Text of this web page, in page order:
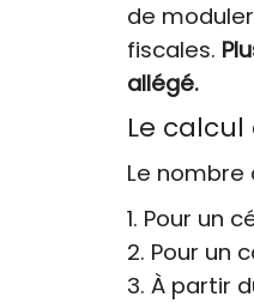
de
fiscales.
allégé.
Le
Le
Pour un
Pour un
À partir